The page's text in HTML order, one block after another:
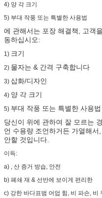
4) 양 각 크기
5) 부대 작풍 또는 특별한 사용법
에 관해서는 포장 해결책, 고객
동하십시오:
1) 크기
2) 물자는 & 간격 구축합니다
3) 삽화/디자인
4) 양 각 크기
5) 부대 작풍 또는 특별한 사용법
당신이 위에 관하여 잘 모르는
언 수용량 조언하거든 가열해
안할 것입니다.
이득:
a) , 산 증거 방습, 안전
b) 폐쇄 재 & 선반에 보이게 편리한
c) 강한 바다표범 어업 힘, 비 파손, 비